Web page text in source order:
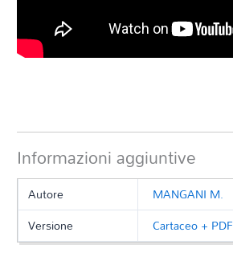
Informazioni aggiuntive
Autore
MANGANI M.
Versione
Cartaceo + PDF